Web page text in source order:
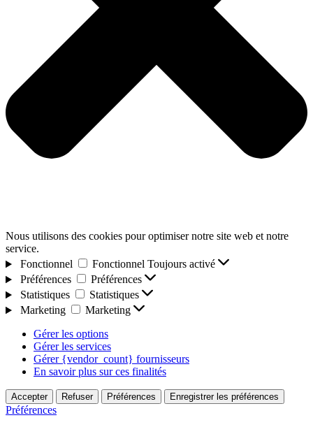
Nous utilisons des cookies pour optimiser notre site web et notre
service.
Fonctionnel
Fonctionnel Toujours activé
Préférences
Préférences
Statistiques
Statistiques
Marketing
Marketing
Gérer les options
Gérer les services
Gérer {vendor_count} fournisseurs
En savoir plus sur ces finalités
Accepter Refuser Préférences Enregistrer les préférences
Préférences